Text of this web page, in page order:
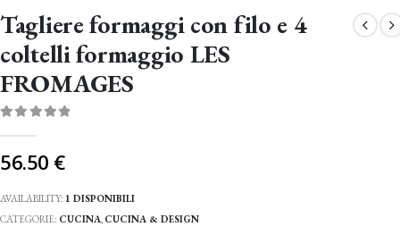
Tagliere formaggi con filo e 4
coltelli formaggio LES
FROMAGES
56.50 €
AVAILABILITY: 1 DISPONIBILI
CATEGORIE: CUCINA, CUCINA & DESIGN